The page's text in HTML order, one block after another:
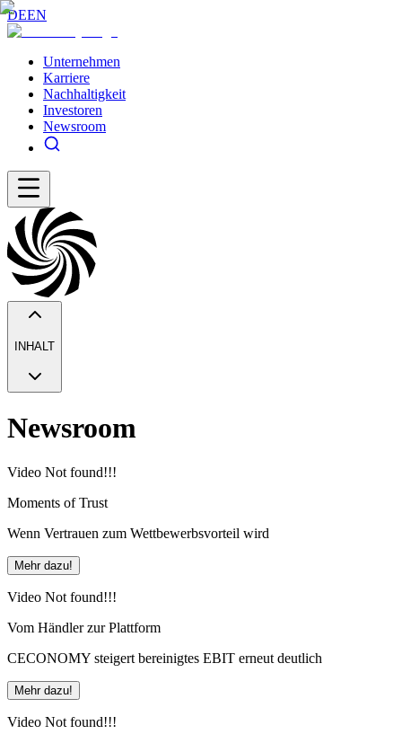
DEEN
Unternehmen
Karriere
Nachhaltigkeit
Investoren
Newsroom
INHALT
Newsroom
Video Not found!!!
Moments of Trust
Wenn Vertrauen zum Wettbewerbsvorteil wird
Mehr dazu!
Video Not found!!!
Vom Händler zur Plattform
CECONOMY steigert bereinigtes EBIT erneut deutlich
Mehr dazu!
Video Not found!!!